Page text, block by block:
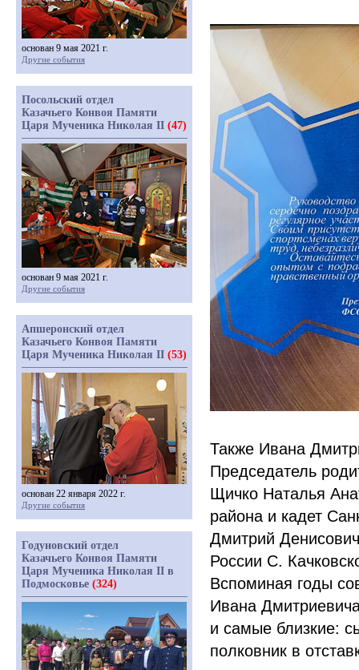
Также Ивана
Председатель
Щичко Наталья
района и кадет
Дмитрий Денисович
России С.
Вспоминая годы
Ивана
и самые близкие:
полковник в
основан 9 мая 2021 г.
Другие события
Посольский отдел
Казачьего Конвоя Памяти
Царя Мученика Николая II (47)
основан 9 мая 2021 г.
Другие события
Апшеронский отдел
Казачьего Конвоя Памяти
Царя Мученика Николая II (53)
основан 22 января 2022 г.
Другие события
Годуновский отдел
Казачьего Конвоя Памяти
Царя Мученика Николая II в
Подмосковье (324)